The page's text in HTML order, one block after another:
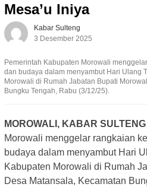
Mesa’u Iniya
Kabar Sulteng
3 Desember 2025
Pemerintah Kabupaten Morowali
dan budaya dalam menyambut Hari Ulang
Morowali di Rumah Jabatan Bupati
Bungku Tengah, Rabu (3/12/25).
MOROWALI, KABAR
Morowali menggelar rangkaian
budaya dalam menyambut Hari
Kabupaten Morowali di Rumah
Desa Matansala, Kecamatan